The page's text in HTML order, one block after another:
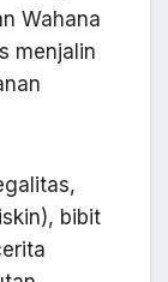
Wahana
menjalin
bibit